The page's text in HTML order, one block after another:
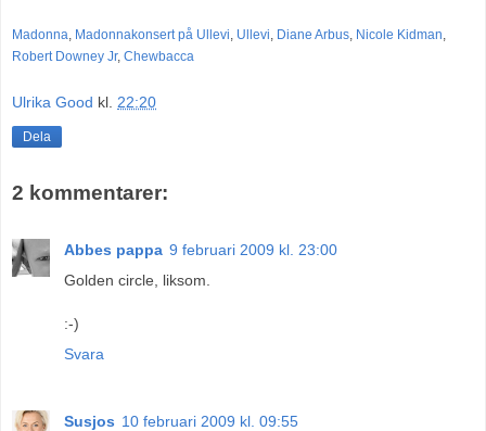
Madonna, Madonnakonsert på Ullevi, Ullevi, Diane Arbus, Nicole Kidman,
Robert Downey Jr, Chewbacca
Ulrika Good kl. 22:20
Dela
2 kommentarer:
Abbes pappa 9 februari 2009 kl. 23:00
Golden circle, liksom.
:-)
Svara
Susjos 10 februari 2009 kl. 09:55